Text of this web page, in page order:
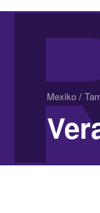
Mexiko /